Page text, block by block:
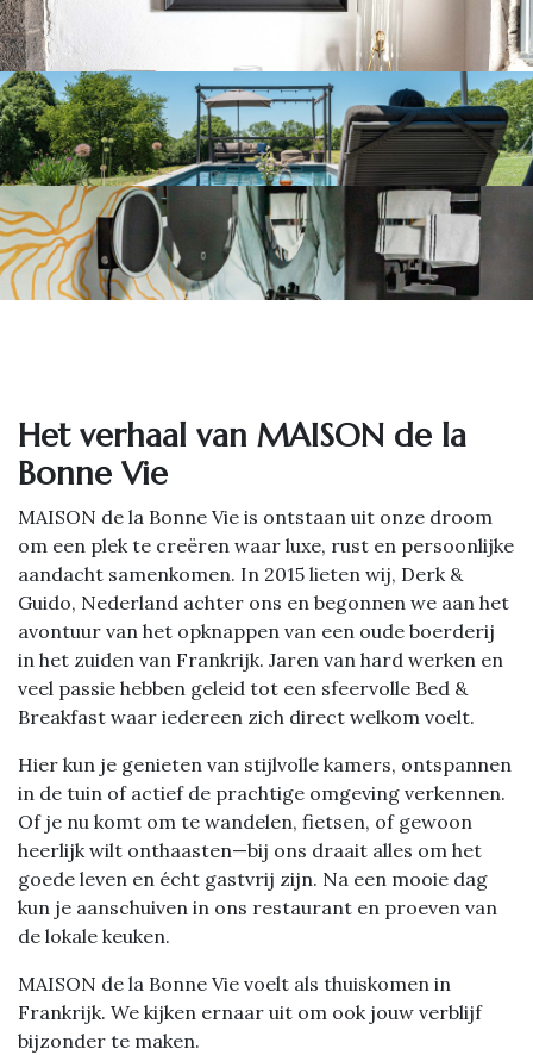
Het ve​rhaal van MAISON de la
Bonne Vie
MAISON de la Bonne Vie is ontstaan uit onze droom
om een plek te creëren waar luxe, rust en persoonlijke
aandacht samenkomen. In 2015 lieten wij, Derk &
Guido, Nederland achter ons en begonnen we aan het
avontuur van het opknappen van een oude boerderij
in het zuiden van Frankrijk. Jaren van hard werken en
veel passie hebben geleid tot een sfeervolle Bed &
Breakfast waar iedereen zich direct welkom voelt.
Hier kun je genieten van stijlvolle kamers, ontspannen
in de tuin of actief de prachtige omgeving verkennen.
Of je nu komt om te wandelen, fietsen, of gewoon
heerlijk wilt onthaasten—bij ons draait alles om het
goede leven en écht gastvrij zijn. Na een mooie dag
kun je aanschuiven in ons restaurant en proeven van
de lokale keuken.
MAISON de la Bonne Vie voelt als thuiskomen in
Frankrijk. We kijken ernaar uit om ook jouw verblijf
bijzonder te maken.